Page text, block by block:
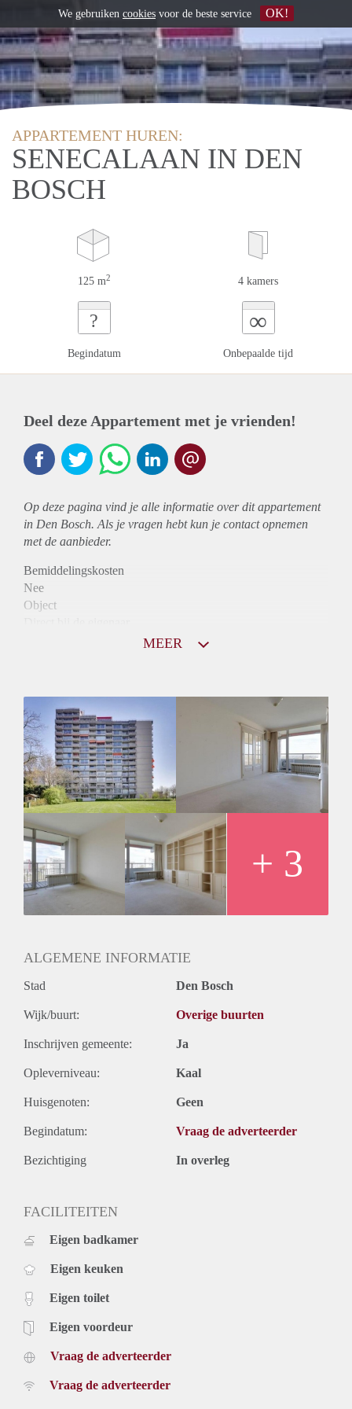
APPARTEMENT HUREN:
SENECALAAN IN DEN
BOSCH
125 m2 4 kamers
?
Begindatum
∞
Onbepaalde tijd
Deel deze Appartement met je vrienden!
Op deze pagina vind je alle informatie over ditappartement
in Den Bosch. Als je vragen hebt kun je contact opnemen
met de aanbieder.
Bemiddelingskosten
Nee
Object
Huurtoeslag
Niet mogelijk
Inkomen eis
2,9 X Maandhuur Bruto
Huurtermijn
Onbepaalde termijn
Oplevering
Kaal
MEER
+ 3
ALGEMENE INFORMATIE
Stad Den Bosch
Wijk/buurt: Overige buurten
Inschrijven gemeente: Ja
Opleverniveau: Kaal
Huisgenoten: Geen
Begindatum: Vraag de adverteerder
Bezichtiging In overleg
FACILITEITEN
Eigen badkamer
Eigen keuken
Eigen toilet
Eigen voordeur
Vraag de adverteerder
Vraag de adverteerder
We gebruiken cookies voor de beste service OK!